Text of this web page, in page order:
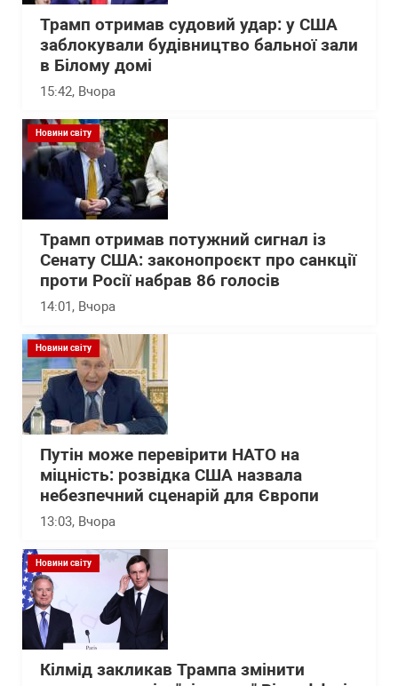
Трамп отримав судовий удар: у США
заблокували будівництво бальної зали
в Білому домі
15:42, Вчора
Новини світу
Трамп отримав потужний сигнал із
Сенату США: законопроєкт про санкції
проти Росії набрав 86 голосів
14:01, Вчора
Новини світу
Путін може перевірити НАТО на
міцність: розвідка США назвала
небезпечний сценарій для Європи
13:03, Вчора
Новини світу
Кілмід закликав Трампа змінити